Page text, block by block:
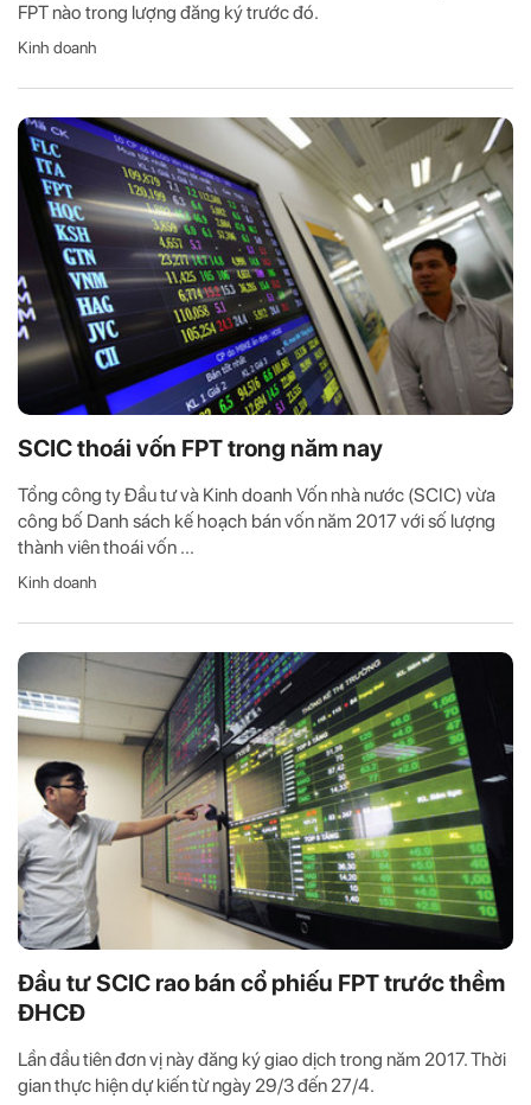
FPT nào trong lượng đăng ký trước đó.
Kinh doanh
SCIC thoái vốn FPT trong năm nay
Tổng công ty Đầu tư và Kinh doanh Vốn nhà nước (SCIC) vừa
công bố Danh sách kế hoạch bán vốn năm 2017 với số lượng
thành viên thoái vốn ...
Kinh doanh
Đầu tư SCIC rao bán cổ phiếu FPT trước thềm
ĐHCĐ
Lần đầu tiên đơn vị này đăng ký giao dịch trong năm 2017. Thời
gian thực hiện dự kiến từ ngày 29/3 đến 27/4.